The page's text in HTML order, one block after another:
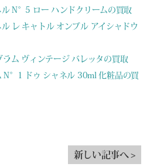
ル N°5 ロー ハンドクリームの買取
ル レ キャトル オンブル アイシャドウ
ラム ヴィンテージ バレッタの買取
N°1 ドゥ シャネル 30ml 化粧品の買
新しい記事へ >